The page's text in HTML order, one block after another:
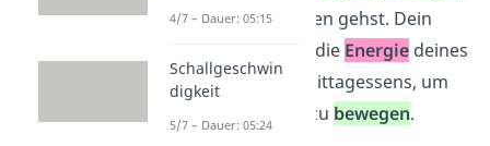
wenn du laufen gehst. Dein
Körper nutzt die Energiedeines
vorherigen Mittagessens, um
die Muskeln zu bewegen.
4/7 – Dauer: 05:15
Schallgeschwin
digkeit
5/7 – Dauer: 05:24